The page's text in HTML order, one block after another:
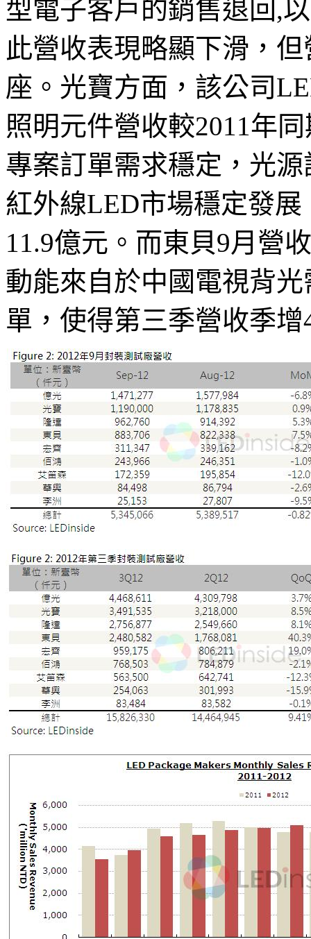
型電子客戶的銷售退回,
此營收表現略顯下滑，
座。光寶方面，該公司
照明元件營收較2011年
專案訂單需求穩定，光
紅外線LED市場穩定發
11.9億元。而東貝9月營
動能來自於中國電視背
單，使得第三季營收季